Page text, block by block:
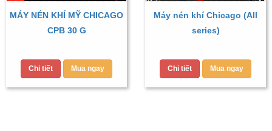
MÁY NÉN KHÍ MỸ CHICAGO
CPB 30 G
Chi tiết Mua ngay
Máy nén khí Chicago (All
series)
Chi tiết Mua ngay